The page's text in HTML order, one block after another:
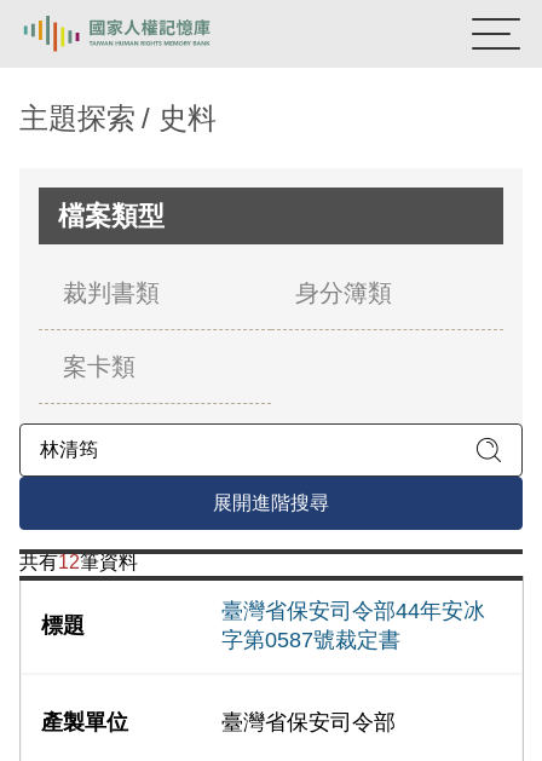
新生訓導處
關於我們
意見信箱
主題探索 史料
檔案類型
裁判書類 身分簿類
案卡類
展開進階搜尋
共有12筆資料
臺灣省保安司令部44年安冰
字第0587號裁定書
臺灣省保安司令部